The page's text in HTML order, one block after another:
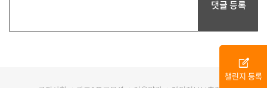
edit_square
챌린지 등록